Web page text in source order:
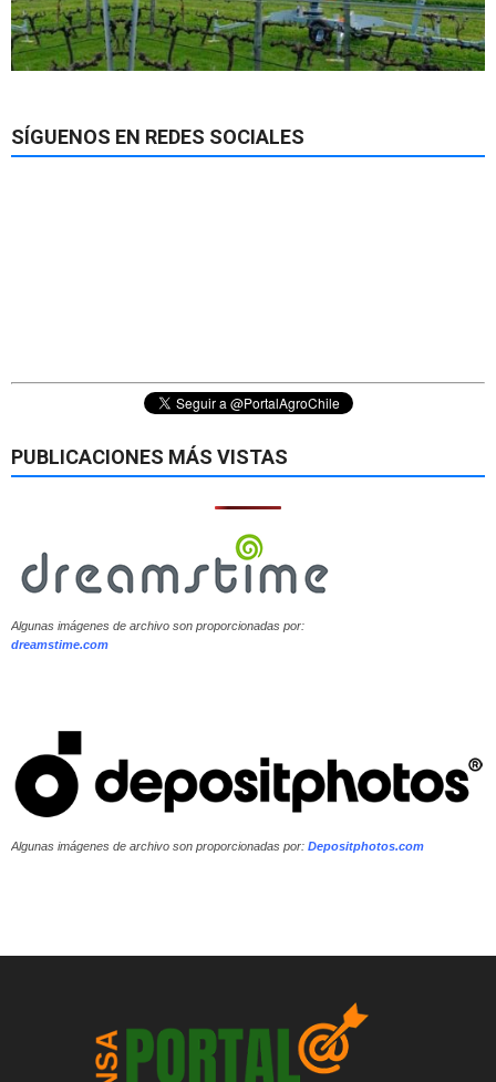
SÍGUENOS EN REDES SOCIALES
PUBLICACIONES MÁS VISTAS
Algunas imágenes de archivo son proporcionadas por:
dreamstime.com
Algunas imágenes de archivo son proporcionadas por: Depositphotos.com